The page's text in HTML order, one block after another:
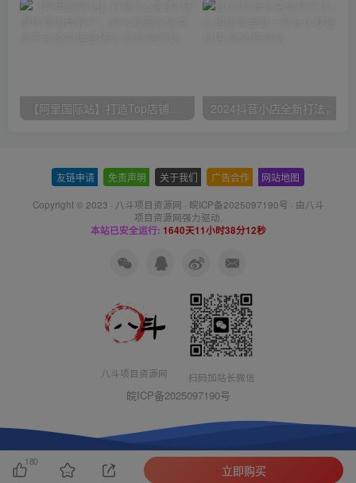
【阿里国际站】打造Top店铺&获得优质询盘客户，​95%的国际站讲师不会说的运营技巧
友链申请 免责声明 关于我们 广告合作 网站地图
Copyright © 2023 · 八斗项目资源网 · 皖ICP备2025097190号 · 由八斗
项目资源网强力驱动.
本站已安全运行: 1640天11小时38分13秒
八斗项目资源网 扫码加站长微信
皖ICP备2025097190号
180
立即购买